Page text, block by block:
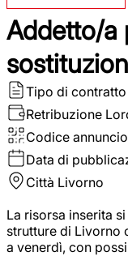
Addetto/a
Tipo di contratto
Retribuzione
Codice annuncio
Data di
Città Livorno
La risorsa inserita
strutture di Livorno
a venerdì, con